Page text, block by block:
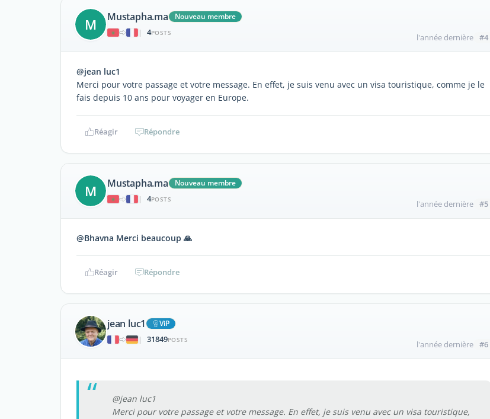
M Mustapha.ma
Nouveau membre
|
4POSTS l'année dernière #4
@jean luc1
Merci pour votre passage et votre message. En effet, je suis venu avec un visa touristique, comme je le
fais depuis 10 ans pour voyager en Europe.
Réagir Répondre
M Mustapha.ma
Nouveau membre
|
4POSTS l'année dernière #5
@Bhavna Merci beaucoup 🙏
Réagir Répondre
jean luc1
ViP
|
31849POSTS l'année dernière #6
@jean luc1
Merci pour votre passage et votre message. En effet, je suis venu avec un visa touristique,